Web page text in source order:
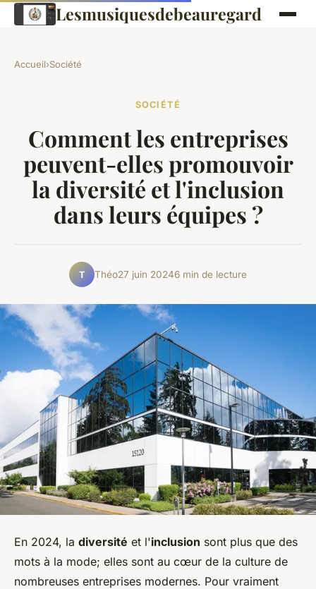
Lesmusiquesdebeauregard
Accueil›Société
SOCIÉTÉ
Comment les entreprises
peuvent-elles promouvoir
la diversité et l'inclusion
dans leurs équipes ?
T Théo27 juin 20246 min de lecture
En 2024, la diversité et l'inclusion sont plus que des
mots à la mode; elles sont au cœur de la culture de
nombreuses entreprises modernes. Pour vraiment